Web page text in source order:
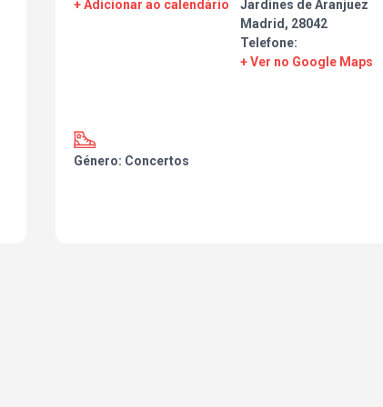
+ Adicionar ao calendário
Jardines de Aranjuez
Madrid, 28042
Telefone:
+ Ver no Google Maps
Género: Concertos